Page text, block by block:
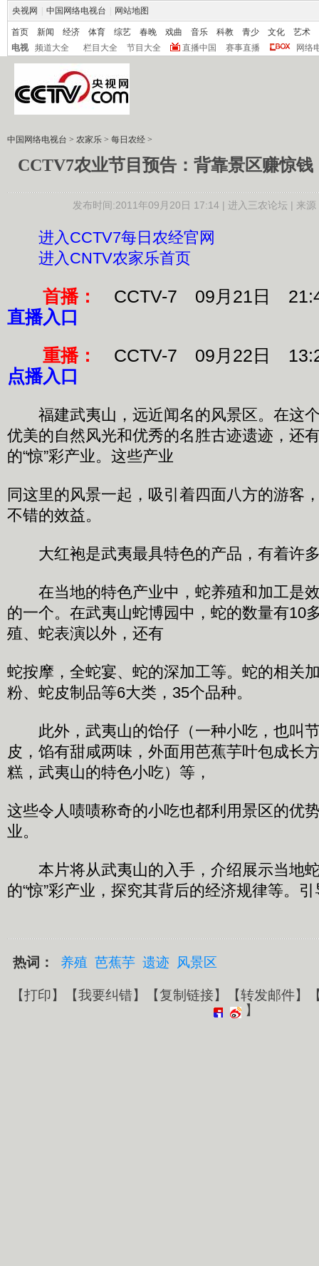
央视网 中国网络电视台 网站地图
首页 新闻 经济 体育 综艺 春晚 戏曲 音乐 科教 青少 文化
艺术
电视
频道大全 栏目大全 节目大全 直播中国 赛事直播 网络
中国网络电视台 > 农家乐 > 每日农经 >
CCTV7农业节目预告：背靠景区赚惊钱
发布时间:2011年09月20日 17:14 | 进入三农论坛| 来源
进入CCTV7每日农经官网
进入CNTV农家乐首页
首播：
CCTV-7 09月21日
直播入口
重播：
CCTV-7 09月22日
点播入口
福建武夷山，远近闻名的风景区。在这
优美的自然风光和优秀的名胜古迹遗迹，还
的“惊”彩产业。这些产业
同这里的风景一起，吸引着四面八方的游客
不错的效益。
大红袍是武夷最具特色的产品，有着许
在当地的特色产业中，蛇养殖和加工是效
的一个。在武夷山蛇博园中，蛇的数量有10
殖、蛇表演以外，还有
蛇按摩，全蛇宴、蛇的深加工等。蛇的相关
粉、蛇皮制品等6大类，35个品种。
此外，武夷山的饴仔（一种小吃，也叫
皮，馅有甜咸两味，外面用芭蕉芋叶包成长
糕，武夷山的特色小吃）等，
这些令人啧啧称奇的小吃也都利用景区的优
业。
本片将从武夷山的入手，介绍展示当地
的“惊”彩产业，探究其背后的经济规律等。
热词： 养殖 芭蕉芋 遗迹 风景区
【打印】【我要纠错】【复制链接】【转发邮件】
】